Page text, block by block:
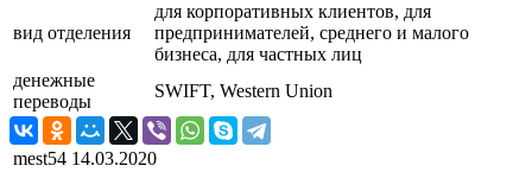
вид отделения
для корпоративных клиентов, для
предпринимателей, среднего и малого
бизнеса, для частных лиц
денежные
переводы
SWIFT, Western Union
mest54 14.03.2020